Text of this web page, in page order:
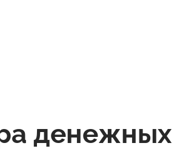
денежных